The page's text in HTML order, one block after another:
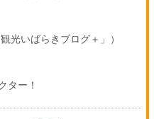
光いばらきブログ＋」）
ター！